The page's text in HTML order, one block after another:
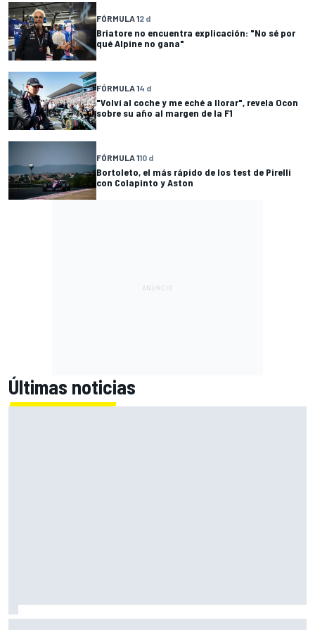
FÓRMULA 12 d
Briatore no encuentra explicación: "No sé por
qué Alpine no gana"
FÓRMULA 14 d
"Volví al coche y me eché a llorar", revela Ocon
sobre su año al margen de la F1
FÓRMULA 110 d
Bortoleto, el más rápido de los test de Pirelli
con Colapinto y Aston
Últimas noticias